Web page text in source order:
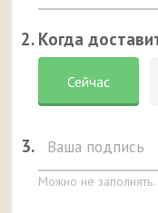
2. Когда
Сейчас
3.
Можно не